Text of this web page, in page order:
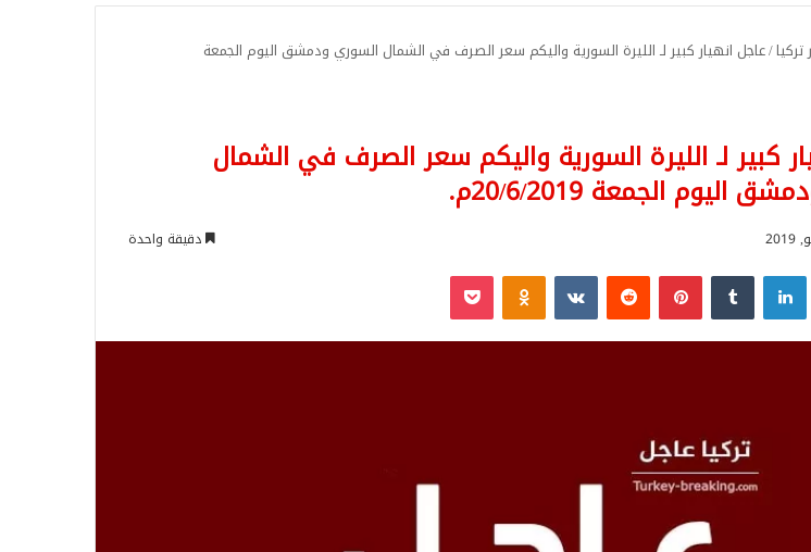
تركيا/عاجل انهيار كبير لـ الليرة السورية واليكم سعر الصرف في الشمال السوري ودمشق اليوم الجمعة
كبير لـ الليرة السورية واليكم سعر الصرف في الشمال
اليوم الجمعة 20/6/2019م.
دقيقة واحدة
لينكدإن بينتيريست Odnoklassniki
‫Pocket